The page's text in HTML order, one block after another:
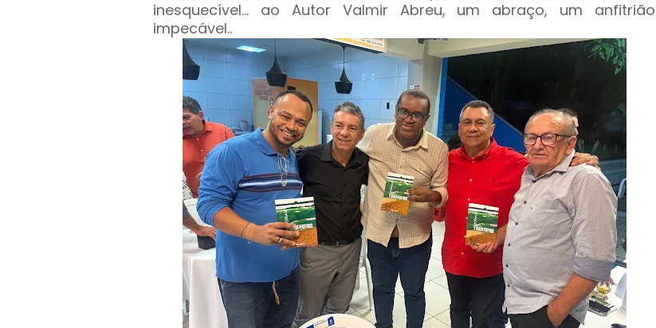
inesquecível... ao Autor Valmir Abreu, um abraço, um anfitrião
impecável..